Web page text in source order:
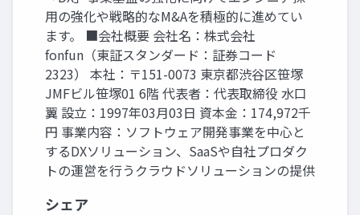
用の強化や戦略的なM&Aを積極的に進めてい
ます。 ■会社概要 会社名：株式会社
fonfun（東証スタンダード：証券コード
2323） 本社：〒151-0073 東京都渋谷区笹塚
JMFビル笹塚01 6階 代表者：代表取締役 水口
翼 設立：1997年03月03日 資本金：174,972千
円 事業内容：ソフトウェア開発事業を中心と
するDXソリューション、SaaSや自社プロダク
トの運営を行うクラウドソリューションの提供
シェア